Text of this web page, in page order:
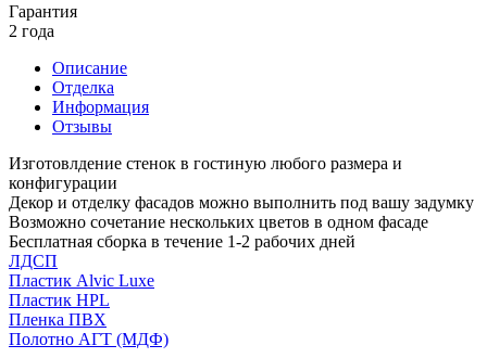
Гарантия
2 года
Описание
Отделка
Информация
Отзывы
Изготовлдение стенок в гостиную любого размера и
конфигурации
Декор и отделку фасадов можно выполнить под вашу задумку
Возможно сочетание нескольких цветов в одном фасаде
Бесплатная сборка в течение 1-2 рабочих дней
ЛДСП
Пластик Alvic Luxe
Пластик HPL
Пленка ПВХ
Полотно АГТ (МДФ)